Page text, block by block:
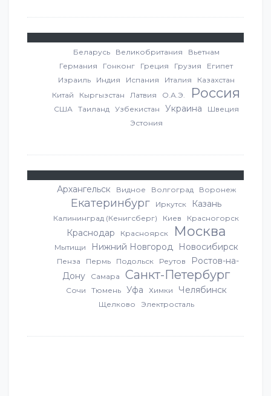
Беларусь Великобритания
Вьетнам
Германия
Гонконг Греция Грузия
Египет
Израиль
Индия Испания Италия
Казахстан
Китай
Кыргызстан Латвия О.А.Э. Россия
США Таиланд Узбекистан Украина
Швеция
Эстония
Архангельск Видное Волгоград Воронеж
Екатеринбург Иркутск Казань
Калининград (Кенигсберг) Киев Красногорск
Краснодар Красноярск Москва
Мытищи Нижний Новгород Новосибирск
Пенза Пермь Подольск Реутов
Ростов-на-
Дону
Самара Санкт-Петербург
Сочи Тюмень Уфа Химки Челябинск
Щелково Электросталь